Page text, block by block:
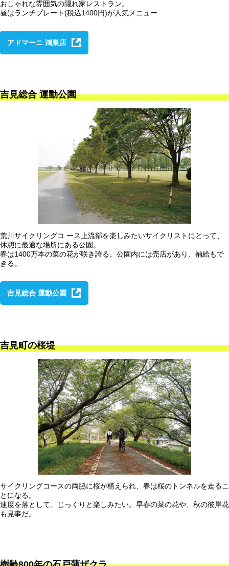
おしゃれな雰囲気の隠れ家レストラン。
昼はランチプレート(税込1400円)が人気メニュー
アドマーニ 鴻巣店
吉見総合 運動公園
荒川サイクリングコ ース上流部を楽しみたいサイクリストにとって、
休憩に最適な場所にある公園。
春は1400万本の菜の花が咲き誇る。公園内には売店があり、補給もで
きる。
吉見総合 運動公園
吉見町の桜堤
サイクリングコースの両脇に桜が植えられ、春は桜のトンネルを走るこ
とになる。
速度を落として、じっくりと楽しみたい。早春の菜の花や、秋の彼岸花
も見事だ。